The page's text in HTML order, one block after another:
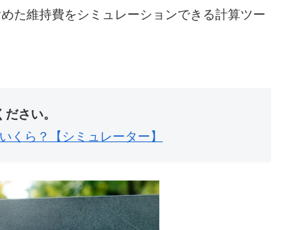
た維持費をシミュレーションできる計算ツー
さい。
くら？【シミュレーター】